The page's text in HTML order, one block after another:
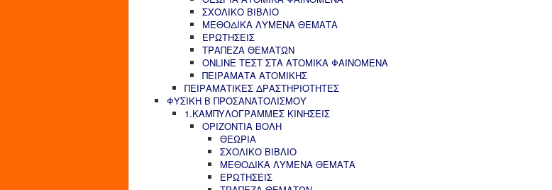
ΣΧΟΛΙΚΟ ΒΙΒΛΙΟ
ΜΕΘΟΔΙΚΑ ΛΥΜΕΝΑ ΘΕΜΑΤΑ
ΕΡΩΤΗΣΕΙΣ
ΤΡΑΠΕΖΑ ΘΕΜΑΤΩΝ
ONLINE ΤΕΣΤ ΣΤΑ ΑΤΟΜΙΚΑ ΦΑΙΝΟΜΕΝΑ
ΠΕΙΡΑΜΑΤΑ ΑΤΟΜΙΚΗΣ
ΠΕΙΡΑΜΑΤΙΚΕΣ ΔΡΑΣΤΗΡΙΟΤΗΤΕΣ
ΦΥΣΙΚΗ Β ΠΡΟΣΑΝΑΤΟΛΙΣΜΟΥ
1.ΚΑΜΠΥΛΟΓΡΑΜΜΕΣ ΚΙΝΗΣΕΙΣ
ΟΡΙΖΟΝΤΙΑ ΒΟΛΗ
ΘΕΩΡΙΑ
ΣΧΟΛΙΚΟ ΒΙΒΛΙΟ
ΜΕΘΟΔΙΚΑ ΛΥΜΕΝΑ ΘΕΜΑΤΑ
ΕΡΩΤΗΣΕΙΣ